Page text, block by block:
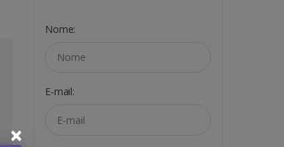
Nome:
E-mail:
×